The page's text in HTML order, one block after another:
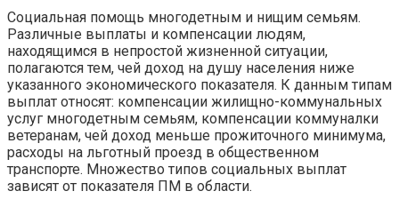
Социальная помощь многодетным и нищим семьям.
Различные выплаты и компенсации людям,
находящимся в непростой жизненной ситуации,
полагаются тем, чей доход на душу населения ниже
указанного экономического показателя. К данным типам
выплат относят: компенсации жилищно-коммунальных
услуг многодетным семьям, компенсации коммуналки
ветеранам, чей доход меньше прожиточного минимума,
расходы на льготный проезд в общественном
транспорте. Множество типов социальных выплат
зависят от показателя ПМ в области.